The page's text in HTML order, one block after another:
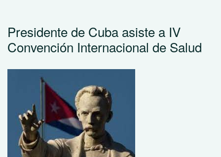
Presidente de Cuba asiste a IV
Convención Internacional de Salud